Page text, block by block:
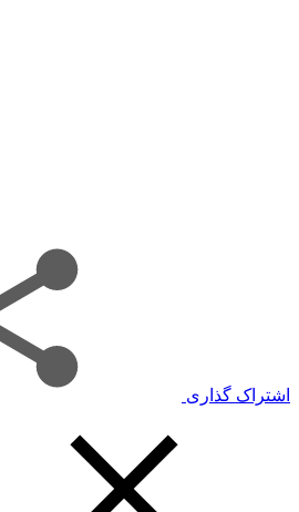
اشتراک گذاری